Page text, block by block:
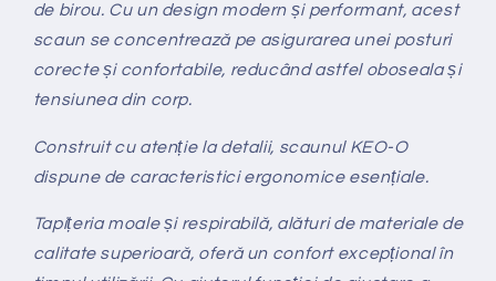
de birou. Cu un design modern și performant, acest
scaun se concentrează pe asigurarea unei posturi
corecte și confortabile, reducând astfel oboseala și
tensiunea din corp.
Construit cu atenție la detalii, scaunul KEO-O
dispune de caracteristici ergonomice esențiale.
Tapițeria moale și respirabilă, alături de materiale de
calitate superioară, oferă un confort excepțional în